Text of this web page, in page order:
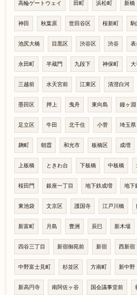
高輪ゲートウェイ 田町 浜松町 新橋
神田 秋葉原 世田谷区 桜新町 駒
池尻大橋 目黒区 渋谷区 渋谷 表
永田町 半蔵門 九段下 神保町 大
三越前 水天宮前 江東区 清澄白河
墨田区 押上 曳舟 東向島 鐘ヶ淵
足立区 牛田 北千住 小菅 埼玉県
麹町 朝霞 和光市 板橋区 成増
上板橋 ときわ台 下板橋 中板橋
桜田門 銀座一丁目 地下鉄成増 地下
東池袋 文京区 護国寺 江戸川橋
新富町 月島 豊洲 辰巳 新木場
四谷三丁目 新宿御苑前 新宿 西新宿
中野富士見町 杉並区 方南町 新中野
新高円寺 南阿佐ヶ谷 国会議事堂前